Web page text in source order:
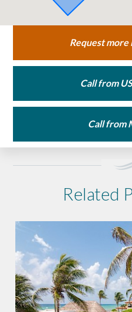
Request
Call from
Call from
Related